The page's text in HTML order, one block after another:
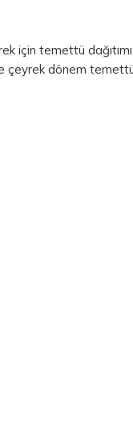
için temettü
çeyrek dönem